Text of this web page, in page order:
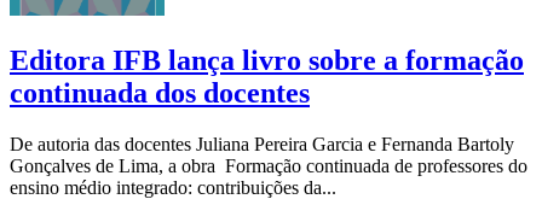
Editora IFB lança livro sobre a formação
continuada dos docentes
De autoria das docentes Juliana Pereira Garcia e Fernanda Bartoly
Gonçalves de Lima, a obra Formação continuada de professores do
ensino médio integrado: contribuições da...